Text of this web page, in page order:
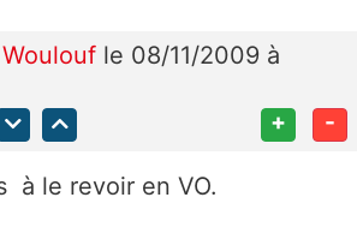
Woulouf le 08/11/2009 à
+ -
à le revoir en VO.